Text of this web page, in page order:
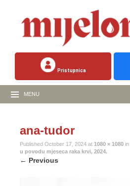
Pristupnica
MENU
ana-tudor
Published October 17, 2024 at 1080 × 1080 in
u povodu mjeseca raka krvi, 2024.
← Previous